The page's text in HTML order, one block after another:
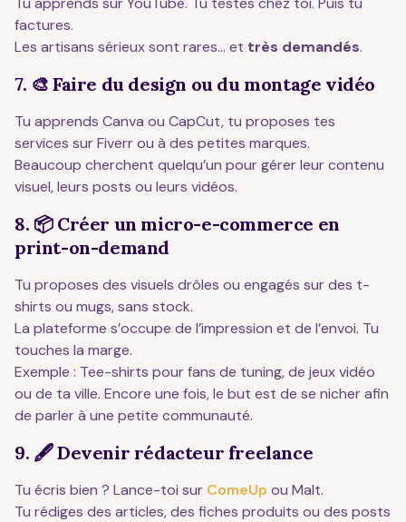
factures.
Les artisans sérieux sont rares… et très demandés.
7. 🎨 Faire du design ou du montage vidéo
Tu apprends Canva ou CapCut, tu proposes tes
services sur Fiverr ou à des petites marques.
Beaucoup cherchent quelqu’un pour gérer leur contenu
visuel, leurs posts ou leurs vidéos.
8. 📦 Créer un micro-e-commerce en
print-on-demand
Tu proposes des visuels drôles ou engagés sur des t-
shirts ou mugs, sans stock.
La plateforme s’occupe de l’impression et de l’envoi. Tu
touches la marge.
Exemple : Tee-shirts pour fans de tuning, de jeux vidéo
ou de ta ville. Encore une fois, le but est de se nicher afin
de parler à une petite communauté.
9. 🖋️ Devenir rédacteur freelance
Tu écris bien ? Lance-toi sur ComeUp ou Malt.
Tu rédiges des articles, des fiches produits ou des posts